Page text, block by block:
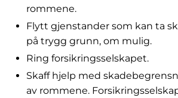
rommene.
Flytt gjenstander som kan ta
på trygg grunn, om mulig.
Ring forsikringsselskapet.
Skaff hjelp med
av rommene.